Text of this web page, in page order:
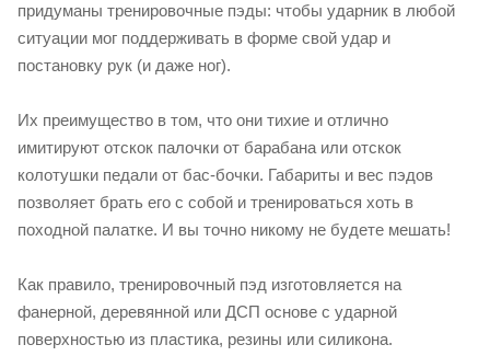
придуманы тренировочные пэды: чтобы ударник в любой
ситуации мог поддерживать в форме свой удар и
постановку рук (и даже ног).
Их преимущество в том, что они тихие и отлично
имитируют отскок палочки от барабана или отскок
колотушки педали от бас-бочки. Габариты и вес пэдов
позволяет брать его с собой и тренироваться хоть в
походной палатке. И вы точно никому не будете мешать!
Как правило, тренировочный пэд изготовляется на
фанерной, деревянной или ДСП основе с ударной
поверхностью из пластика, резины или силикона.